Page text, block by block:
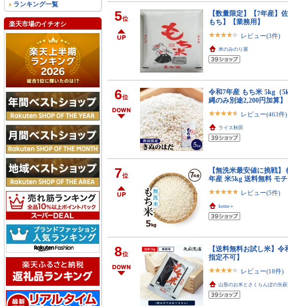
5位
【数量限定】【7年産
もち】【業務用】
レビュー(3件)
米のみのり屋
6位
令和7年産 もち米 5kg（
縄のみ別途2,200円加算】
レビュー(463件)
ライス秋田
7位
【無洗米最安値に挑戦
年産 米5kg 送料無料 モ
レビュー(5件)
kome＋
8位
【送料無料お試し米】
指定不可】
レビュー(18件)
山形のお米とさくらんぼの矢
ランキング一覧
楽天市場のイチオシ